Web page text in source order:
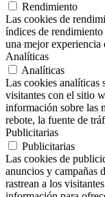
Rendimiento
Las cookies de
índices de
una mejor experiencia
Analíticas
Analíticas
Las cookies analíticas
visitantes con el sitio
información sobre las
rebote, la fuente de
Publicitarias
Publicitarias
Las cookies de
anuncios y campañas
rastrean a los